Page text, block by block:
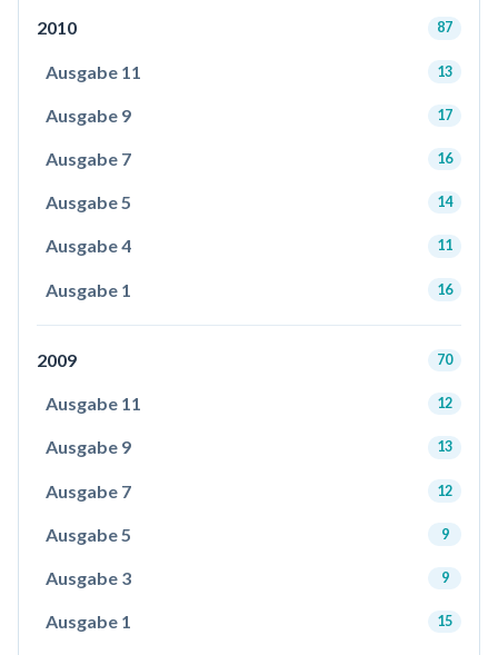
2010 87
Ausgabe 11 13
Ausgabe 9 17
Ausgabe 7 16
Ausgabe 5 14
Ausgabe 4 11
Ausgabe 1 16
2009 70
Ausgabe 11 12
Ausgabe 9 13
Ausgabe 7 12
Ausgabe 5 9
Ausgabe 3 9
Ausgabe 1 15